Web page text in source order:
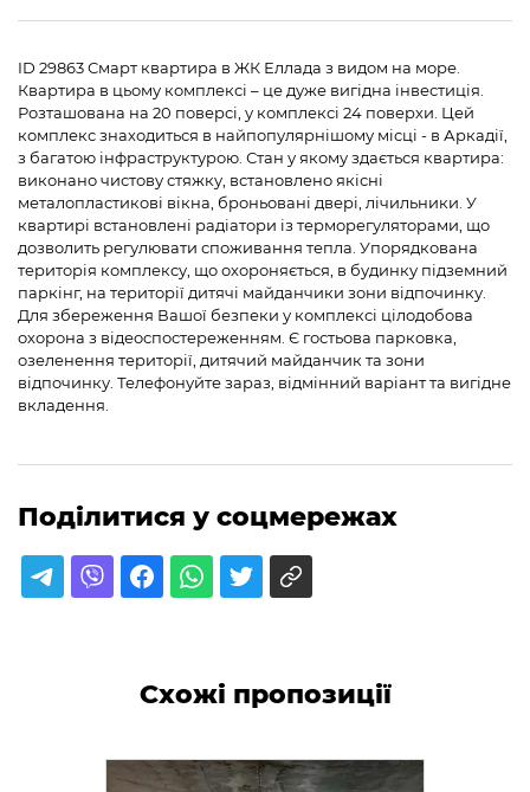
ID 29863 Смарт квартира в ЖК Еллада з видом на море.
Квартира в цьому комплексі – це дуже вигідна інвестиція.
Розташована на 20 поверсі, у комплексі 24 поверхи. Цей
комплекс знаходиться в найпопулярнішому місці - в Аркадії,
з багатою інфраструктурою. Стан у якому здається квартира:
виконано чистову стяжку, встановлено якісні
металопластикові вікна, броньовані двері, лічильники. У
квартирі встановлені радіатори із терморегуляторами, що
дозволить регулювати споживання тепла. Упорядкована
територія комплексу, що охороняється, в будинку підземний
паркінг, на території дитячі майданчики зони відпочинку.
Для збереження Вашої безпеки у комплексі цілодобова
охорона з відеоспостереженням. Є гостьова парковка,
озеленення території, дитячий майданчик та зони
відпочинку. Телефонуйте зараз, відмінний варіант та вигідне
вкладення.
Поділитися у соцмережах
Схожі пропозиції